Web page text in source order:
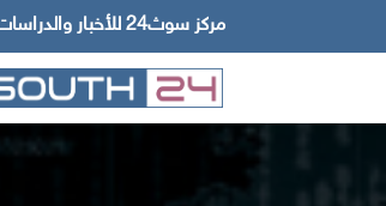
مركز سوث24 للأخبار والدراسات